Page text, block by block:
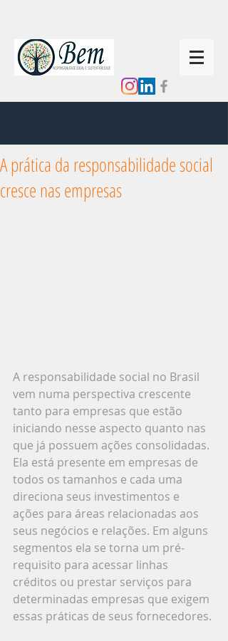
A prática da responsabilidade social
cresce nas empresas
A responsabilidade social no Brasil
vem numa perspectiva crescente
tanto para empresas que estão
iniciando nesse aspecto quanto nas
que já possuem ações consolidadas.
Ela está presente em empresas de
todos os tamanhos e cada uma
direciona seus investimentos e
ações para áreas relacionadas aos
seus negócios e relações. Em alguns
segmentos ela se torna um pré-
requisito para acessar linhas
créditos ou prestar serviços para
determinadas empresas que exigem
essas práticas de seus fornecedores.